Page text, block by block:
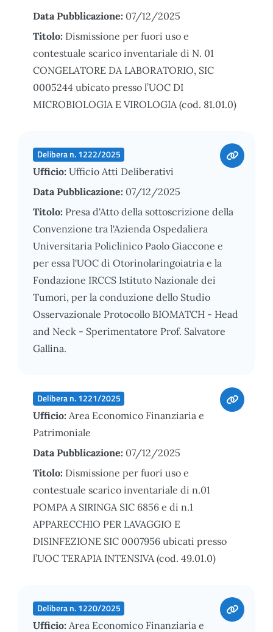
Data Pubblicazione: 07/12/2025
Titolo: Dismissione per fuori uso e
contestuale scarico inventariale di N. 01
CONGELATORE DA LABORATORIO, SIC
0005244 ubicato presso l’UOC DI
MICROBIOLOGIA E VIROLOGIA (cod. 81.01.0)
Delibera n. 1222/2025
Ufficio: Ufficio Atti Deliberativi
Data Pubblicazione: 07/12/2025
Titolo: Presa d'Atto della sottoscrizione della
Convenzione tra l'Azienda Ospedaliera
Universitaria Policlinico Paolo Giaccone e
per essa l'UOC di Otorinolaringoiatria e la
Fondazione IRCCS Istituto Nazionale dei
Tumori, per la conduzione dello Studio
Osservazionale Protocollo BIOMATCH - Head
and Neck - Sperimentatore Prof. Salvatore
Gallina.
Delibera n. 1221/2025
Ufficio: Area Economico Finanziaria e
Patrimoniale
Data Pubblicazione: 07/12/2025
Titolo: Dismissione per fuori uso e
contestuale scarico inventariale di n.01
POMPA A SIRINGA SIC 6856 e di n.1
APPARECCHIO PER LAVAGGIO E
DISINFEZIONE SIC 0007956 ubicati presso
l’UOC TERAPIA INTENSIVA (cod. 49.01.0)
Delibera n. 1220/2025
Ufficio: Area Economico Finanziaria e